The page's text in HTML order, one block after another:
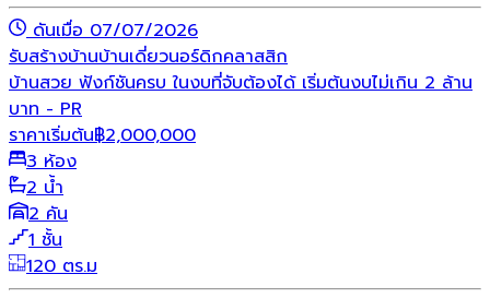
ดันเมื่อ 07/07/2026
รับสร้างบ้านบ้านเดี่ยวนอร์ดิกคลาสสิก
บ้านสวย ฟังก์ชันครบ ในงบที่จับต้องได้ เริ่มต้นงบไม่เกิน 2 ล้าน
บาท - PR
ราคาเริ่มต้น฿2,000,000
3 ห้อง
2 น้ำ
2 คัน
1 ชั้น
120 ตร.ม